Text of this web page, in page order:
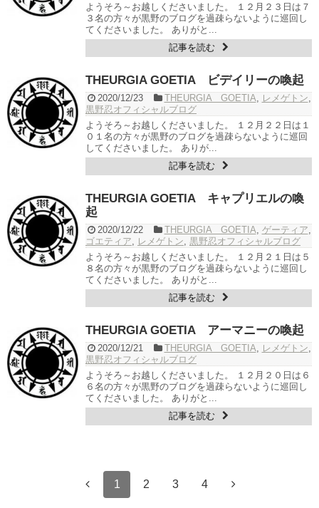
ようそろ～お越しくださいました。 １２月２３日は７
３名の方々が黒野のブログを過疎らないように巡回し
てくださいました。 ありがと...
記事を読む
THEURGIA GOETIA ビデイリーの喚起
2020/12/23 THEURGIA GOETIA レメゲトン
黒野忍オフィシャルブログ
ようそろ～お越しくださいました。 １２月２２日は１
０１名の方々が黒野のブログを過疎らないように巡回
してくださいました。 ありが...
記事を読む
THEURGIA GOETIA キャプリエルの喚
起
2020/12/22 THEURGIA GOETIA ゲーティア
ゴエティア
レメゲトン 黒野忍オフィシャルブログ
ようそろ～お越しくださいました。 １２月２１日は５
８名の方々が黒野のブログを過疎らないように巡回し
てくださいました。 ありがと...
記事を読む
THEURGIA GOETIA アーマニーの喚起
2020/12/21 THEURGIA GOETIA レメゲトン
黒野忍オフィシャルブログ
ようそろ～お越しくださいました。 １２月２０日は６
６名の方々が黒野のブログを過疎らないように巡回し
てくださいました。 ありがと...
記事を読む
1 2 3 4